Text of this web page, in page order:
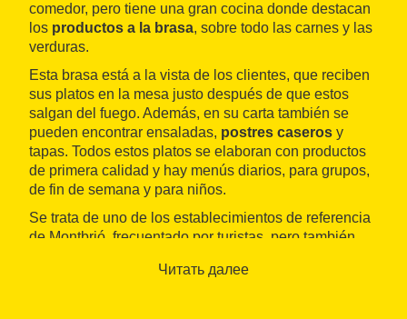
comedor, pero tiene una gran cocina donde destacan
los productos a la brasa, sobre todo las carnes y las
verduras.
Esta brasa está a la vista de los clientes, que reciben
sus platos en la mesa justo después de que estos
salgan del fuego. Además, en su carta también se
pueden encontrar ensaladas, postres caseros y
tapas. Todos estos platos se elaboran con productos
de primera calidad y hay menús diarios, para grupos,
de fin de semana y para niños.
Se trata de uno de los establecimientos de referencia
de Montbrió, frecuentado por turistas, pero también
Читать далее